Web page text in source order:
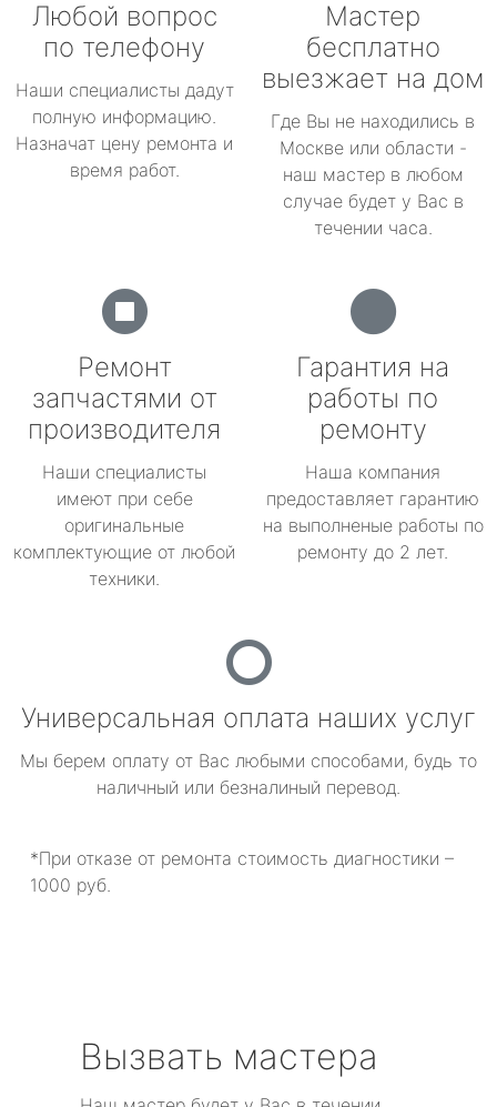
Любой вопрос
по телефону
Наши специалисты дадут
полную информацию.
Назначат цену ремонта и
время работ.
Мастер
бесплатно
выезжает на дом
Где Вы не находились в
Москве или области -
наш мастер в любом
случае будет у Вас в
течении часа.
Ремонт
запчастями от
производителя
Наши специалисты
имеют при себе
оригинальные
комплектующие от любой
техники.
Гарантия на
работы по
ремонту
Наша компания
предоставляет гарантию
на выполненые работы по
ремонту до 2 лет.
Универсальная оплата наших услуг
Мы берем оплату от Вас любыми способами, будь то
наличный или безналиный перевод.
*При отказе от ремонта стоимость диагностики –
1000 руб.
Вызвать мастера